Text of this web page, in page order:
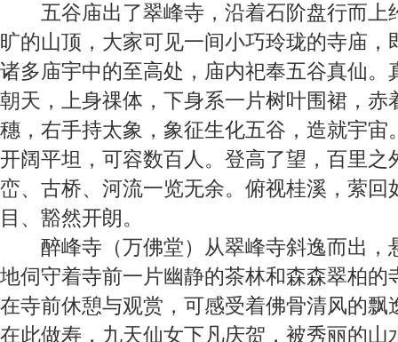
五谷庙出了翠峰寺，沿着石阶盘行而上
旷的山顶，大家可见一间小巧玲珑的寺庙，
诸多庙宇中的至高处，庙内祀奉五谷真仙。
朝天，上身祼体，下身系一片树叶围裙，赤
穗，右手持太象，象征生化五谷，造就宇宙
开阔平坦，可容数百人。登高了望，百里之
峦、古桥、河流一览无余。俯视桂溪，萦回
目、豁然开朗。
醉峰寺（万佛堂）
从翠峰寺斜逸而出，
地伺守着寺前一片幽静的茶林和森森翠柏的
在寺前休憩与观赏，可感受着佛骨清风的飘
在此做寿，九天仙女下凡庆贺，被秀丽的山